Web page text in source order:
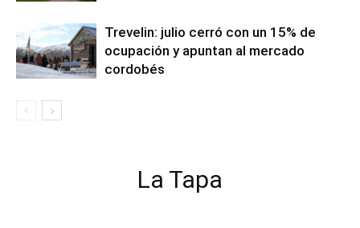
Trevelin: julio cerró con un 15% de
ocupación y apuntan al mercado
cordobés
La Tapa